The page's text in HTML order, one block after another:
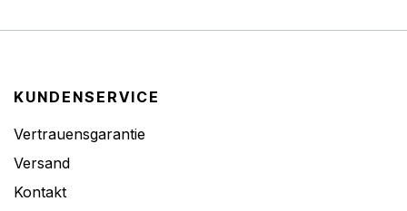
KUNDENSERVICE
Vertrauensgarantie
Versand
Kontakt